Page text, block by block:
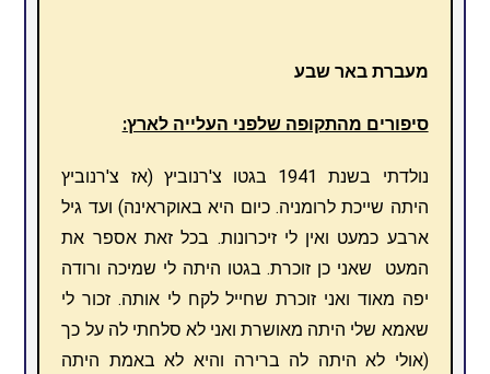
מעברת באר שבע
סיפורים מהתקופה שלפני העלייה לארץ:
נולדתי בשנת 1941 בגטו צ'רנוביץ (אז צ'רנוביץ
היתה שייכת לרומניה. כיום היא באוקראינה) ועד גיל
ארבע כמעט ואין לי זיכרונות. בכל זאת אספר את
המעט שאני כן זוכרת. בגטו היתה לי שמיכה ורודה
יפה מאוד ואני זוכרת שחייל לקח לי אותה. זכור לי
שאמא שלי היתה מאושרת ואני לא סלחתי לה על כך
(אולי לא היתה לה ברירה והיא לא באמת היתה